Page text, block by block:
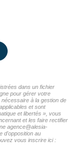
dans un fichier
pour gérer votre
à la gestion de
et sont
et libertés », vous
et les faire rectifier
agence@alesia-
d'opposition au
vous inscrire ici :